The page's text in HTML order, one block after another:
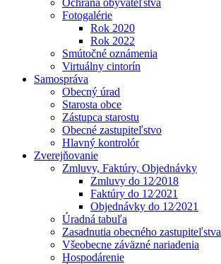
Ochrana obyvateľstva
Fotogalérie
Rok 2020
Rok 2022
Smútočné oznámenia
Virtuálny cintorín
Samospráva
Obecný úrad
Starosta obce
Zástupca starostu
Obecné zastupiteľstvo
Hlavný kontrolór
Zverejňovanie
Zmluvy, Faktúry, Objednávky
Zmluvy do 12⁄2018
Faktúry do 12⁄2021
Objednávky do 12⁄2021
Úradná tabuľa
Zasadnutia obecného zastupiteľstva
Všeobecne záväzné nariadenia
Hospodárenie